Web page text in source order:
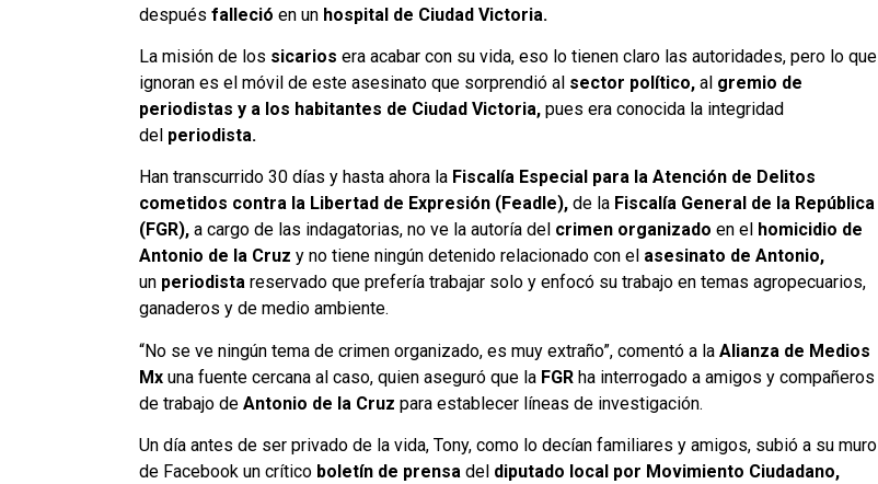
después falleció en un hospital de Ciudad Victoria.
La misión de los sicarios era acabar con su vida, eso lo tienen claro las autoridades, pero lo que
ignoran es el móvil de este asesinato que sorprendió al sector político, al gremio de
periodistas y a los habitantes de Ciudad Victoria, pues era conocida la integridad
del periodista.
Han transcurrido 30 días y hasta ahora la Fiscalía Especial para la Atención de Delitos
cometidos contra la Libertad de Expresión (Feadle), de la Fiscalía General de la República
(FGR), a cargo de las indagatorias, no ve la autoría del crimen organizado en el homicidio de
Antonio de la Cruz y no tiene ningún detenido relacionado con el asesinato de Antonio,
un periodista reservado que prefería trabajar solo y enfocó su trabajo en temas agropecuarios,
ganaderos y de medio ambiente.
“No se ve ningún tema de crimen organizado, es muy extraño”, comentó a la Alianza de Medios
Mx una fuente cercana al caso, quien aseguró que la FGR ha interrogado a amigos y compañeros
de trabajo de Antonio de la Cruz para establecer líneas de investigación.
Un día antes de ser privado de la vida, Tony, como lo decían familiares y amigos, subió a su muro
de Facebook un crítico boletín de prensa del diputado local por Movimiento Ciudadano,